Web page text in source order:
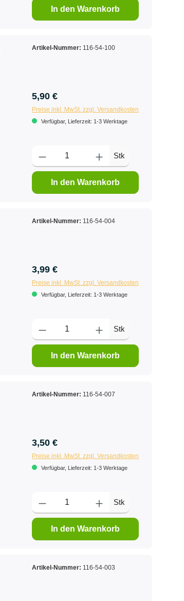
In den Warenkorb
Artikel-Nummer: 116-54-100
5,90 €
Preise inkl. MwSt. zzgl. Versandkosten
Verfügbar, Lieferzeit: 1-3 Werktage
Stk
In den Warenkorb
Artikel-Nummer: 116-54-004
3,99 €
Preise inkl. MwSt. zzgl. Versandkosten
Verfügbar, Lieferzeit: 1-3 Werktage
Stk
In den Warenkorb
Artikel-Nummer: 116-54-007
3,50 €
Preise inkl. MwSt. zzgl. Versandkosten
Verfügbar, Lieferzeit: 1-3 Werktage
Stk
In den Warenkorb
Artikel-Nummer: 116-54-003